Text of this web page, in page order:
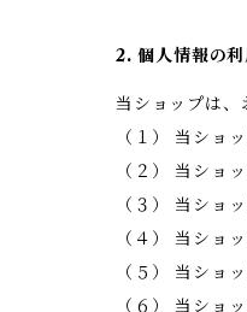
2. 個人情報の
当ショップは、
（１） 当ショ
（２） 当ショ
（３） 当ショ
（４） 当ショ
（５） 当ショ
（６） 当ショ